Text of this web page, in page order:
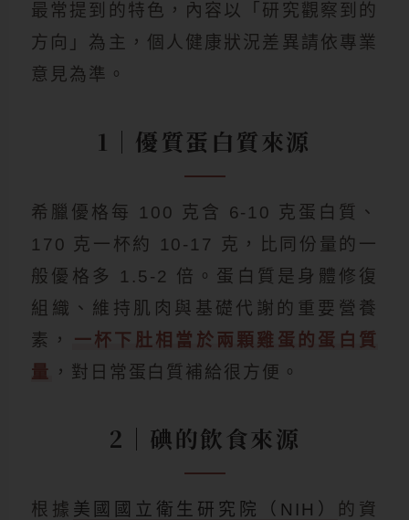
最常提到的特色，內容以「研究觀察到的
方向」為主，個人健康狀況差異請依專業
意見為準。
1｜優質蛋白質來源
希臘優格每 100 克含 6-10 克蛋白質、
170 克一杯約 10-17 克，比同份量的一
般優格多 1.5-2 倍。蛋白質是身體修復
組織、維持肌肉與基礎代謝的重要營養
素，
一杯下肚相當於兩顆雞蛋的蛋白質
量 ，對日常蛋白質補給很方便。
2｜碘的飲食來源
根據 美國國立衛生研究院（NIH） 的資